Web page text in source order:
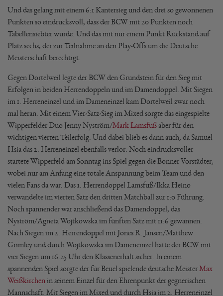
Und das gelang mit einem 6:1 Kantersieg und den drei so gewonnenen
Punkten so eindrucksvoll, dass der BCW mit 20 Punkten noch
Tabellensiebter wurde. Und das mit nur einem Punkt Rückstand auf
Platz sechs, der zur Teilnahme an den Play-Offs um die Deutsche
Meisterschaft berechtigt.
Gegen Dortelweil legte der BCW den Grundstein für den Sieg mit
Erfolgen in beiden Herrendoppeln und im Damendoppel. Mit Siegen
im 1. Herreneinzel und im Dameneinzel kam Dortelweil zwar noch
mal heran. Mit einem Vier-Satz-Sieg im Mixed sorgte das eingespielte
Wipperfelder Duo Jenny Nyström/Mark Lamsfußaber für den
wichtigen vierten Teilerfolg. Und dabei blieb es dann auch, da Samuel
Hsia das 2. Herreneinzel ebenfalls verlor. Noch eindrucksvoller
startete Wipperfeld am Sonntag ins Spiel gegen die Bonner Vorstädter,
wobei nur am Anfang eine totale Anspannung beim Team und den
vielen Fans da war. Das 1. Herrendoppel Lamsfuß/Ikka Heino
verwandelte im vierten Satz den dritten Matchball zur 1:0 Führung.
Noch spannender war anschließend das Damendoppel, das
Nyström/Agneta Wojtkowska im fünften Satz mit 11:6 gewannen.
Nach Siegen im 2. Herrendoppel mit Jones R. Jansen/Matthew
Grimley und durch Wojtkowska im Dameneinzel hatte der BCW mit
vier Siegen um 16.25 Uhr den Klassenerhalt sicher. In einem
spannenden Spiel sorgte der für Beuel spielende deutsche MeisterMax
Weißkirchen in seinem Einzel für den Ehrenpunkt der gegnerischen
Mannschaft. Mit Siegen im Mixed und durch Hsia im 2. Herreneinzel